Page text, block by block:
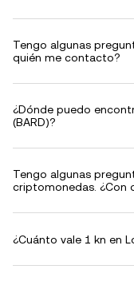
Tengo algunas
quién me contacto?
¿Dónde puedo
(BARD)?
Tengo algunas
criptomonedas. ¿Con
¿Cuánto vale 1 kn en